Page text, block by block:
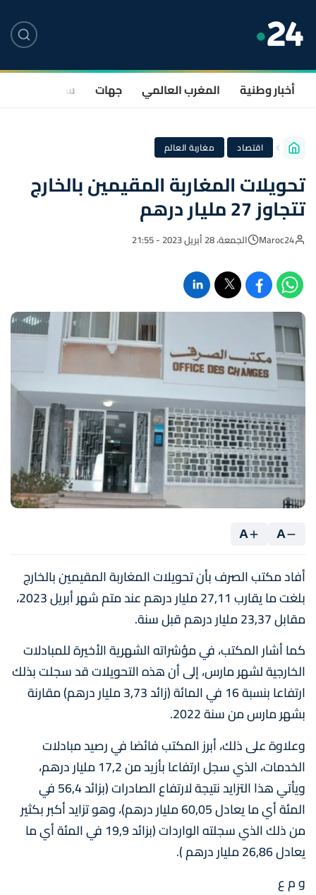
أخبار وطنية المغرب العالمي جهات سياسة
اقتصاد · مغاربة العالم
تحويلات المغاربة المقيمين بالخارج
تتجاوز 27 مليار درهم
Maroc24 الجمعة، 28 أبريل 2023 - 21:55
A
A
أفاد مكتب الصرف بأن تحويلات المغاربة المقيمين بالخارج
بلغت ما يقارب 27,11 مليار درهم عند متم شهر أبريل 2023،
مقابل 23,37 مليار درهم قبل سنة.
كما أشار المكتب، في مؤشراته الشهرية الأخيرة للمبادلات
الخارجية لشهر مارس، إلى أن هذه التحويلات قد سجلت بذلك
ارتفاعا بنسبة 16 في المائة (زائد 3,73 مليار درهم) مقارنة
بشهر مارس من سنة 2022.
وعلاوة على ذلك، أبرز المكتب فائضا في رصيد مبادلات
الخدمات، الذي سجل ارتفاعا بأزيد من 17,2 مليار درهم،
ويأتي هذا التزايد نتيجة لارتفاع الصادرات (بزائد 56,4 في
المئة أي ما يعادل 60,05 مليار درهم)، وهو تزايد أكبر بكثير
من ذلك الذي سجلته الواردات (بزائد 19,9 في المئة أي ما
يعادل 26,86 مليار درهم ).
و م ع